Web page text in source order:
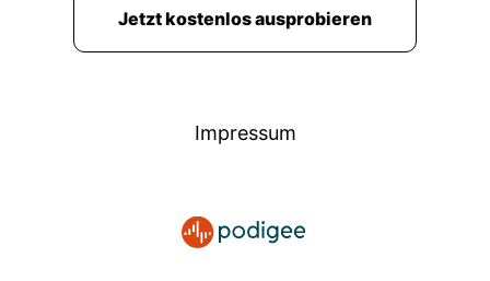
Jetzt kostenlos ausprobieren
Impressum